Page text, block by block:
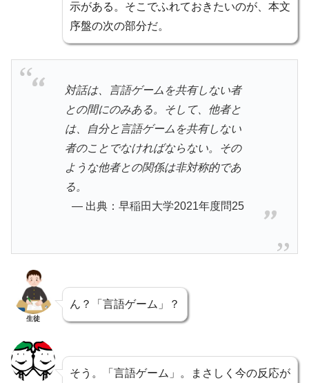
示がある。そこでふれておきたいのが、本文
序盤の次の部分だ。
対話は、言語ゲームを共有しない者
との間にのみある。そして、他者と
は、自分と言語ゲームを共有しない
者のことでなければならない。その
ような他者との関係は非対称的であ
る。
出典：早稲田大学2021年度問25
生徒
ん？「言語ゲーム」？
そう。「言語ゲーム」。まさしく今の反応が